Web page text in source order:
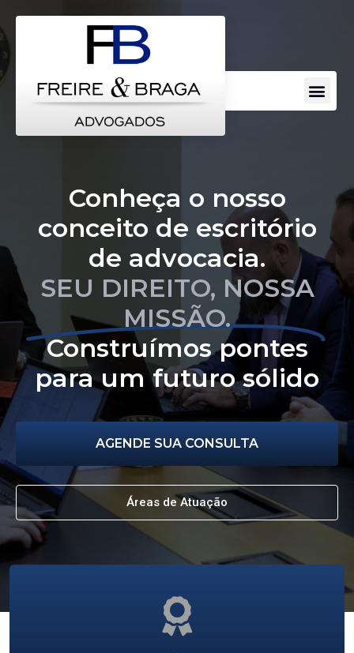
Conheça o nosso
conceito de escritório
de advocacia.
SEU DIREITO, NOSSA
MISSÃO.
Construímos pontes
para um futuro sólido
AGENDE SUA CONSULTA
Áreas de Atuação